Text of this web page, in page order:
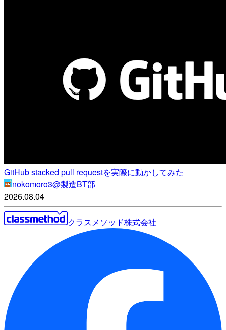
GitHub stacked pull requestを実際に動かしてみた
nokomoro3@製造BT部
2026.08.04
クラスメソッド株式会社